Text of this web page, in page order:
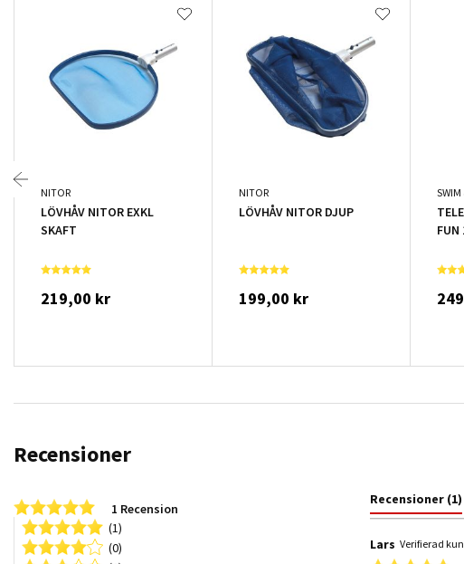
NITOR
LÖVHÅV NITOR EXKL
SKAFT
219,00 kr
NITOR
LÖVHÅV NITOR DJUP
199,00 kr
SWIM
FUN
Recensioner
5.0 star rating
1 Recension
(1)
(0)
Recensioner (1)
Lars Verifierad